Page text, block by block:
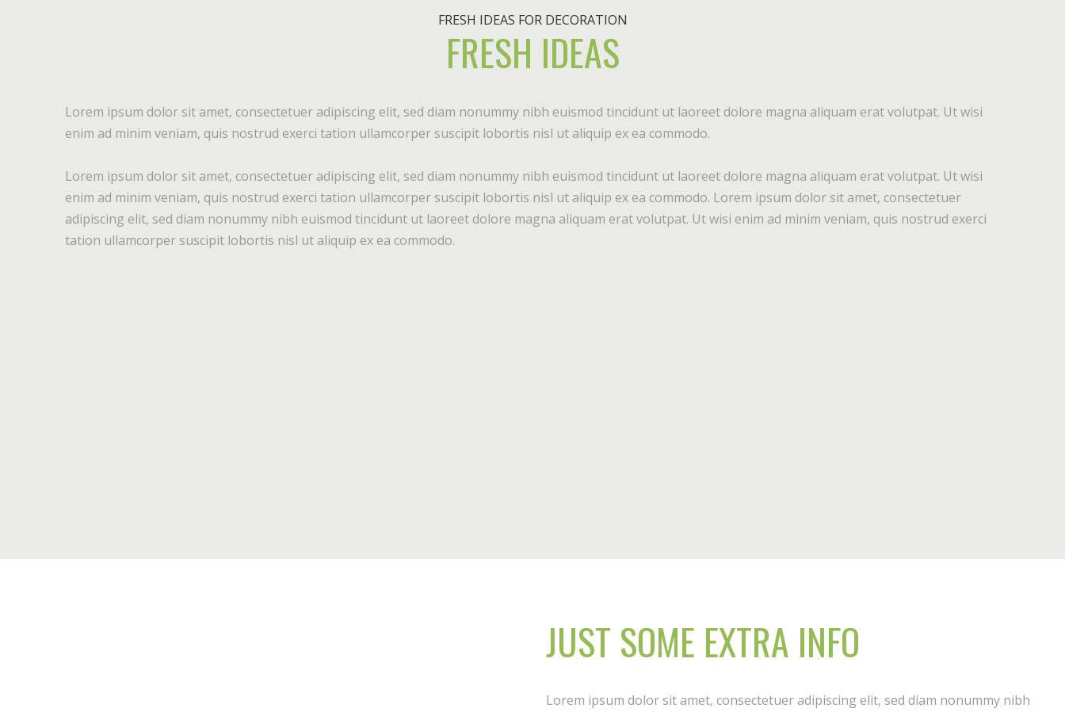
FRESH IDEAS FOR DECORATION
FRESH IDEAS
Lorem ipsum dolor sit amet, consectetuer adipiscing elit, sed diam nonummy nibh euismod tincidunt ut laoreet dolore magna aliquam erat volutpat. Ut wisi
enim ad minim veniam, quis nostrud exerci tation ullamcorper suscipit lobortis nisl ut aliquip ex ea commodo.
Lorem ipsum dolor sit amet, consectetuer adipiscing elit, sed diam nonummy nibh euismod tincidunt ut laoreet dolore magna aliquam erat volutpat. Ut wisi
enim ad minim veniam, quis nostrud exerci tation ullamcorper suscipit lobortis nisl ut aliquip ex ea commodo. Lorem ipsum dolor sit amet, consectetuer
adipiscing elit, sed diam nonummy nibh euismod tincidunt ut laoreet dolore magna aliquam erat volutpat. Ut wisi enim ad minim veniam, quis nostrud exerci
tation ullamcorper suscipit lobortis nisl ut aliquip ex ea commodo.
JUST SOME EXTRA INFO
Lorem ipsum dolor sit amet, consectetuer adipiscing elit, sed diam nonummy nibh